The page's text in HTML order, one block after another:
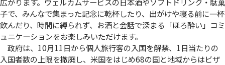
子で、みんなで集まった記念に乾杯したり、出がけや寝る前に一杯
飲んだり、時間に縛られず、お酒と会話で深まる「ほろ酔い」コミ
ュニケーションをお楽しみいただけます。
政府は、10月11日から個人旅行客の入国を解禁、1日当たりの
入国者数の上限を撤廃し、米国をはじめ68の国と地域からはビザ